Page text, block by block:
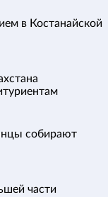
в Костанайской
собирают
части